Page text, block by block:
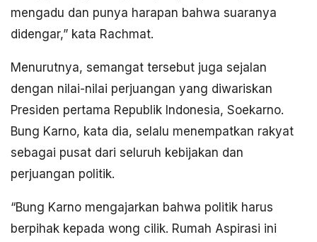
mengadu dan punya harapan bahwa suaranya
didengar,” kata Rachmat.
Menurutnya, semangat tersebut juga sejalan
dengan nilai-nilai perjuangan yang diwariskan
Presiden pertama Republik Indonesia, Soekarno.
Bung Karno, kata dia, selalu menempatkan rakyat
sebagai pusat dari seluruh kebijakan dan
perjuangan politik.
“Bung Karno mengajarkan bahwa politik harus
berpihak kepada wong cilik. Rumah Aspirasi ini